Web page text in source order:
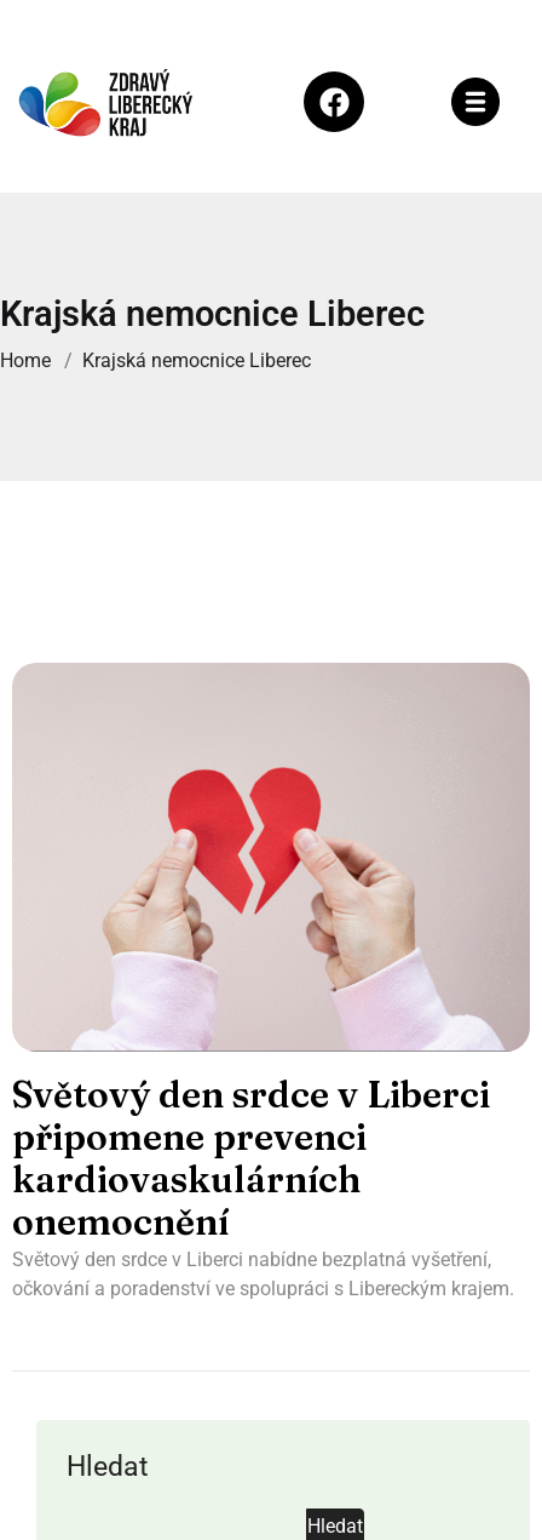
Krajská nemocnice Liberec
Home Krajská nemocnice Liberec
Hledat
Hledat
Světový den srdce v Liberci
připomene prevenci
kardiovaskulárních
onemocnění
Světový den srdce v Liberci nabídne bezplatná vyšetření,
očkování a poradenství ve spolupráci s Libereckým krajem.